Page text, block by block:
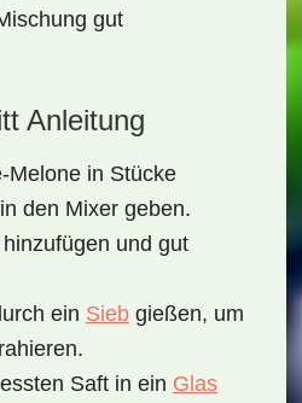
gut
Anleitung
Melone in Stücke
den Mixer geben.
und gut
ein Siebgießen, um
Saft in ein Glas